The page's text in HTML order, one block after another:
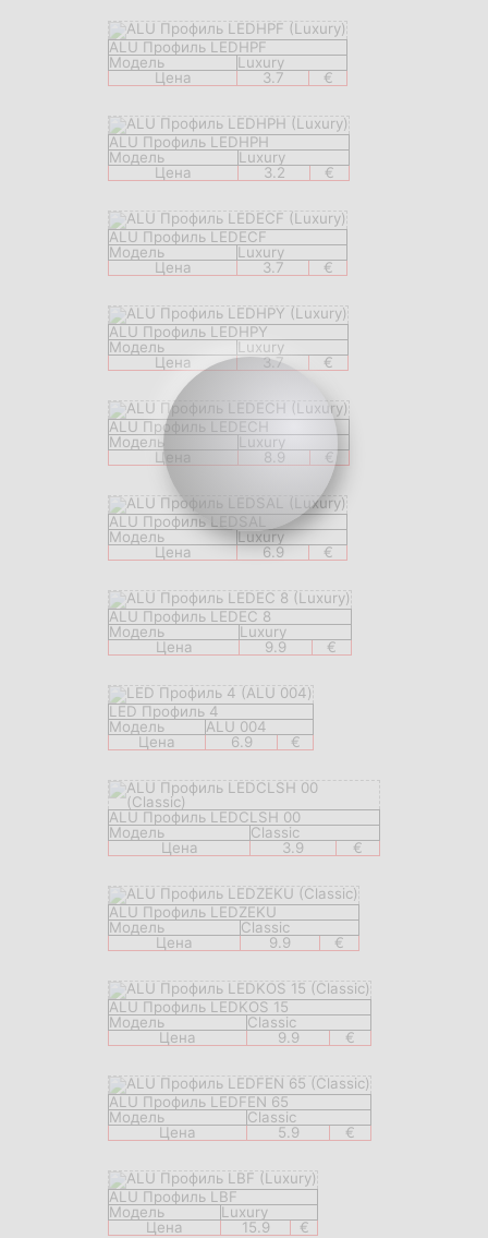
ALU Профиль LEDHPF
Модель
Luxury
Цена
3.7 €
ALU Профиль LEDHPH
Модель
Luxury
Цена
3.2 €
ALU Профиль LEDECF
Модель
Luxury
Цена
3.7 €
ALU Профиль LEDHPY
Модель
Luxury
Цена
3.7 €
ALU Профиль LEDECH
Модель
Luxury
Цена
8.9 €
ALU Профиль LEDSAL
Модель
Luxury
Цена
6.9 €
ALU Профиль LEDEC 8
Модель
Luxury
Цена
9.9 €
LED Профиль 4
Модель
ALU 004
Цена
6.9 €
ALU Профиль LEDCLSH 00
Модель
Classic
Цена
3.9 €
ALU Профиль LEDZEKU
Модель
Classic
Цена
9.9 €
ALU Профиль LEDKOS 15
Модель
Classic
Цена
9.9 €
ALU Профиль LEDFEN 65
Модель
Classic
Цена
5.9 €
ALU Профиль LBF
Модель
Luxury
Цена
15.9 €